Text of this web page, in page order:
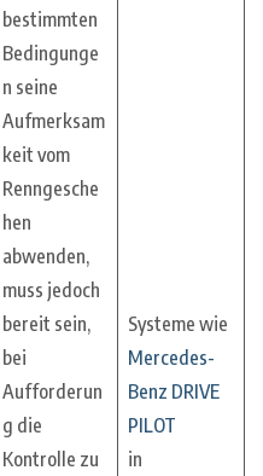
bestimmten
Bedingunge
n seine
Aufmerksam
keit vom
Renngesche
hen
abwenden,
muss jedoch
bereit sein,
bei
Aufforderun
g die
Kontrolle zu
Systeme wie
Mercedes-
Benz DRIVE
PILOT
in